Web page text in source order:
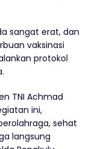
sangat erat, dan
vaksinasi
protokol
TNI Achmad
ini,
sehat
langsung